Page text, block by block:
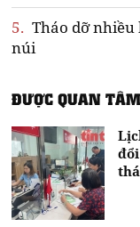
5. Tháo dỡ
núi
ĐƯỢC QUAN TÂM